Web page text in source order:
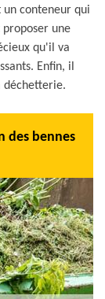
conteneur qui
proposer une
qu'il va
Enfin, il
déchetterie.
des bennes